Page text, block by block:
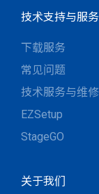
技术支持与服务
下载服务
常见问题
技术服务与维修
EZSetup
StageGO
关于我们